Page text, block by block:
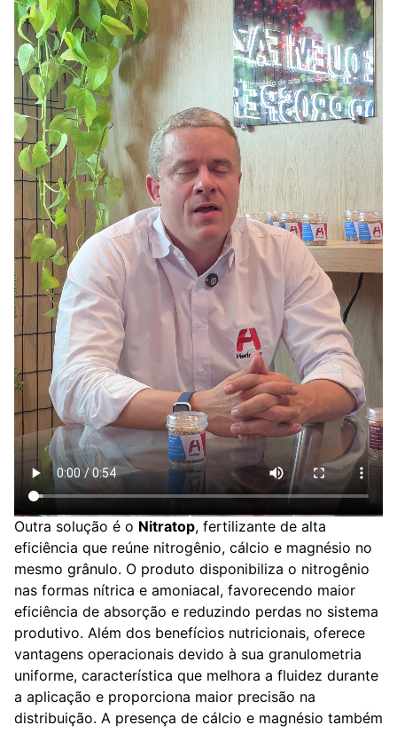
Outra solução é o Nitratop, fertilizante de alta
eficiência que reúne nitrogênio, cálcio e magnésio no
mesmo grânulo. O produto disponibiliza o nitrogênio
nas formas nítrica e amoniacal, favorecendo maior
eficiência de absorção e reduzindo perdas no sistema
produtivo. Além dos benefícios nutricionais, oferece
vantagens operacionais devido à sua granulometria
uniforme, característica que melhora a fluidez durante
a aplicação e proporciona maior precisão na
distribuição. A presença de cálcio e magnésio também